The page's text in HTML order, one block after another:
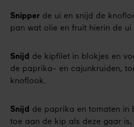
Snipper de ui en snijd de
pan wat olie en fruit hierin de ui
Snijd de kipfilet in blokjes en
de paprika- en cajunkruiden,
knoflook.
Snijd de paprika en tomaten in
toe aan de kip als deze gaar is,